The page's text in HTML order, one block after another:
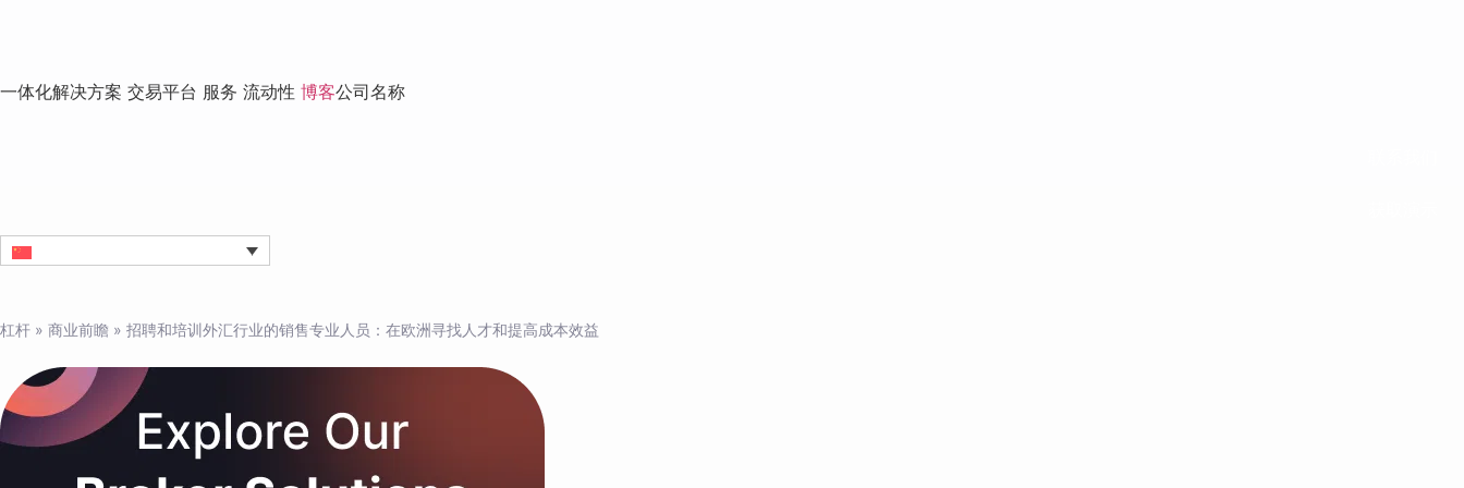
一体化解决方案 交易平台 服务 流动性 博客公司名称
杠杆 » 商业前瞻 » 招聘和培训外汇行业的销售专业人员：在欧洲寻找人才和提高成本效益